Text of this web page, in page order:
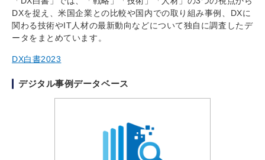
DXを捉え、米国企業との比較や国内での取り組み事例、DXに
関わる技術やIT人材の最新動向などについて独自に調査したデ
ータをまとめています。
DX白書2023
デジタル事例データベース